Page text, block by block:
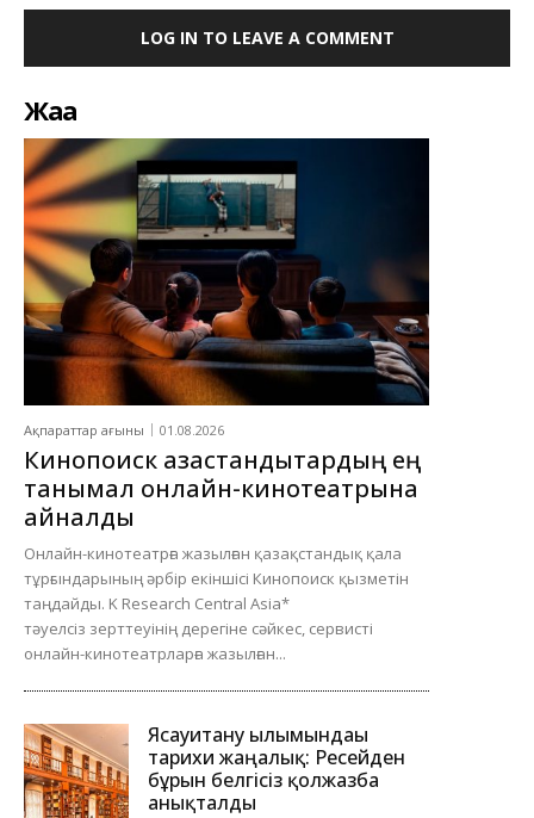
LOG IN TO LEAVE A COMMENT
Жаңа
Ақпараттар ағыны 01.08.2026
Кинопоиск қазақстандықтардың ең
танымал онлайн-кинотеатрына
айналды
Онлайн-кинотеатрға жазылған қазақстандық қала
тұрғындарының әрбір екіншісі Кинопоиск қызметін
таңдайды. K Research Central Asia*
тәуелсіз зерттеуінің дерегіне сәйкес, сервисті
онлайн-кинотеатрларға жазылған...
Ясауитану ғылымындағы
тарихи жаңалық: Ресейден
бұрын белгісіз қолжазба
анықталды